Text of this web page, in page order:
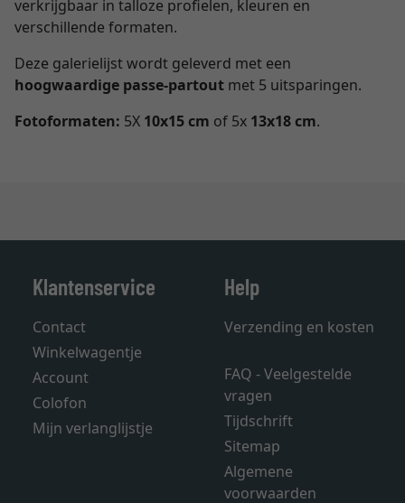
verkrijgbaar in talloze profielen, kleuren en
verschillende formaten.
Deze galerielijst wordt geleverd met een
hoogwaardige passe-partout met 5 uitsparingen.
Fotoformaten: 5X 10x15 cm of 5x 13x18 cm.
Klantenservice
Contact
Winkelwagentje
Account
Colofon
Mijn verlanglijstje
Help
Verzending en kosten
FAQ - Veelgestelde
vragen
Tijdschrift
Sitemap
Algemene
voorwaarden